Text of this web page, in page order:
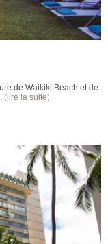
de Waikiki Beach et de
(lire la suite)